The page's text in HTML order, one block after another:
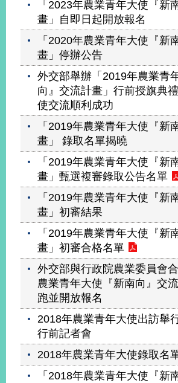
「2023年農業青年大使『新
畫」自即日起開放報名
「2020年農業青年大使『新
畫」停辦公告
外交部舉辦「2019年農業青
向』交流計畫」行前授旗典
使交流順利成功
「2019年農業青年大使『新
畫」 錄取名單揭曉
「2019年農業青年大使『新
畫」甄選複審錄取公告名單
「2019年農業青年大使『新
畫」初審結果
「2019年農業青年大使『新
畫」初審合格名單
外交部與行政院農業委員會
農業青年大使『新南向』交
跑並開放報名
2018年農業青年大使出訪舉
行前記者會
2018年農業青年大使錄取名
「2018年農業青年大使『新